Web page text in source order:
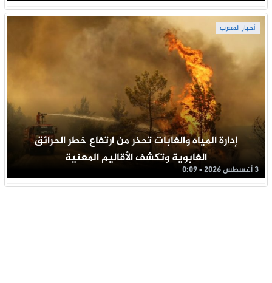
أخبار المغرب
إدارة المياه والغابات تحذر من ارتفاع خطر الحرائق
الغابوية وتكشف الأقاليم المعنية
3 أغسطس 2026 - 0:09